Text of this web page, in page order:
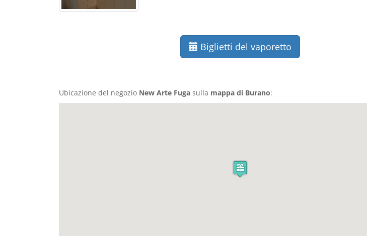
Biglietti del vaporetto
Ubicazione del negozio New Arte Fuga sulla mappa di Burano: